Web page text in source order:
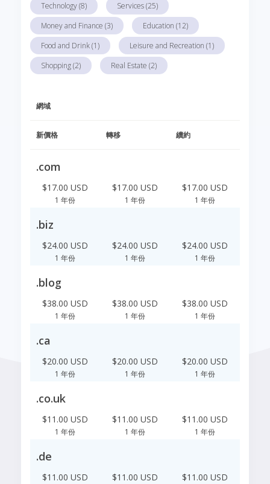
Technology (8)
Services (25)
Money and Finance (3)
Education (12)
Food and Drink (1)
Leisure and Recreation (1)
Shopping (2)
Real Estate (2)
網域
新價格 轉移 續約
.com
$17.00 USD
1 年份
$17.00 USD
1 年份
$17.00 USD
1 年份
.biz
$24.00 USD
1 年份
$24.00 USD
1 年份
$24.00 USD
1 年份
.blog
$38.00 USD
1 年份
$38.00 USD
1 年份
$38.00 USD
1 年份
.ca
$20.00 USD
1 年份
$20.00 USD
1 年份
$20.00 USD
1 年份
.co.uk
$11.00 USD
1 年份
$11.00 USD
1 年份
$11.00 USD
1 年份
.de
$11.00 USD $11.00 USD $11.00 USD